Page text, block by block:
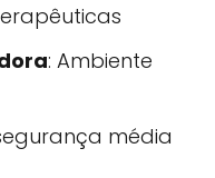
: Ambiente
média